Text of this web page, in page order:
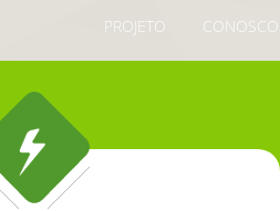
PROJETO CONOSCO